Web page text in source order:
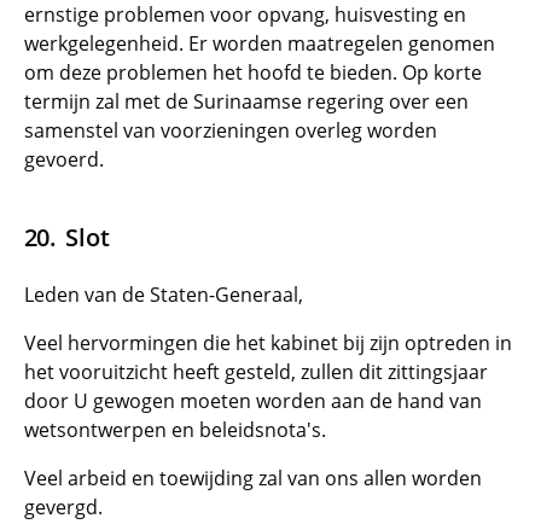
ernstige problemen voor opvang, huisvesting en
werkgelegenheid. Er worden maatregelen genomen
om deze problemen het hoofd te bieden. Op korte
termijn zal met de Surinaamse regering over een
samenstel van voorzieningen overleg worden
gevoerd.
Slot
Leden van de Staten-Generaal,
Veel hervormingen die het kabinet bij zijn optreden in
het vooruitzicht heeft gesteld, zullen dit zittingsjaar
door U gewogen moeten worden aan de hand van
wetsontwerpen en beleidsnota's.
Veel arbeid en toewijding zal van ons allen worden
gevergd.